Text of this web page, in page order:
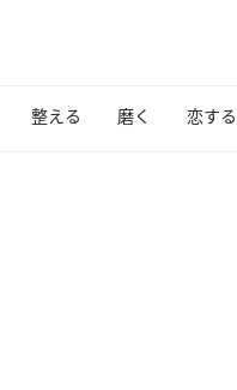
整える 磨く 恋する